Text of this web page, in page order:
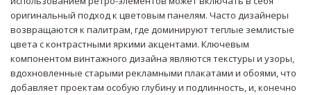
оригинальный подход к цветовым панелям. Часто дизайнеры
возвращаются к палитрам, где доминируют теплые землистые
цвета с контрастными яркими акцентами. Ключевым
компонентом винтажного дизайна являются текстуры и узоры,
вдохновленные старыми рекламными плакатами и обоями, что
добавляет проектам особую глубину и подлинность, и, конечно